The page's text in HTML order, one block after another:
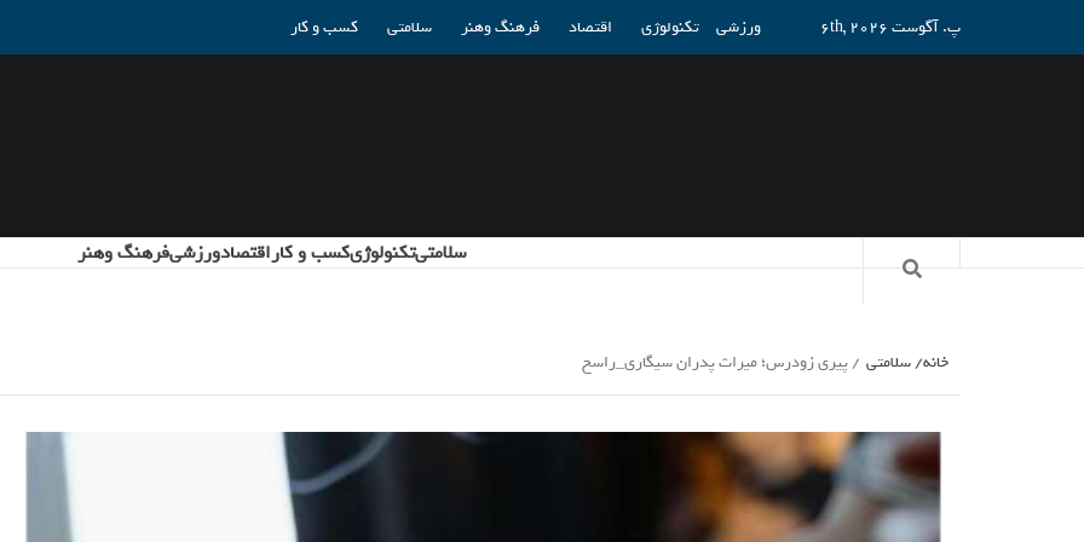
پ. آگوست 6th, 2026 ورزشی تکنولوژی اقتصاد فرهنگ وهنر سلامتی کسب و کار
سلامتیتکنولوژیکسب و کاراقتصادورزشیفرهنگ وهنر
خانه سلامتی پیری زودرس؛ میراث پدران سیگاری_راسخ